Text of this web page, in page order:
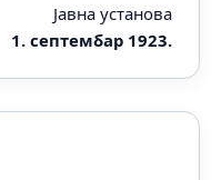
Јавна установа
1. септембар 1923.